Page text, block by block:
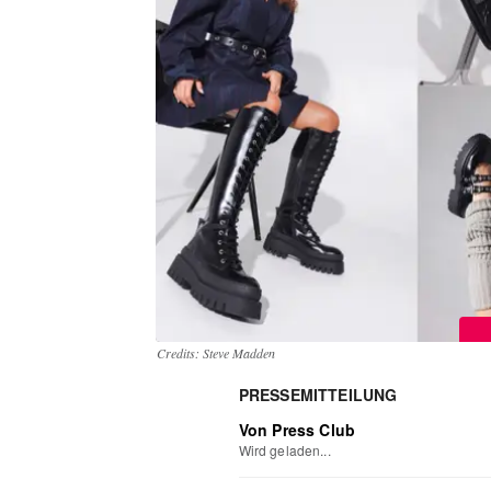
Credits: Steve Madden
PRESSEMITTEILUNG
Von Press Club
Wird geladen...